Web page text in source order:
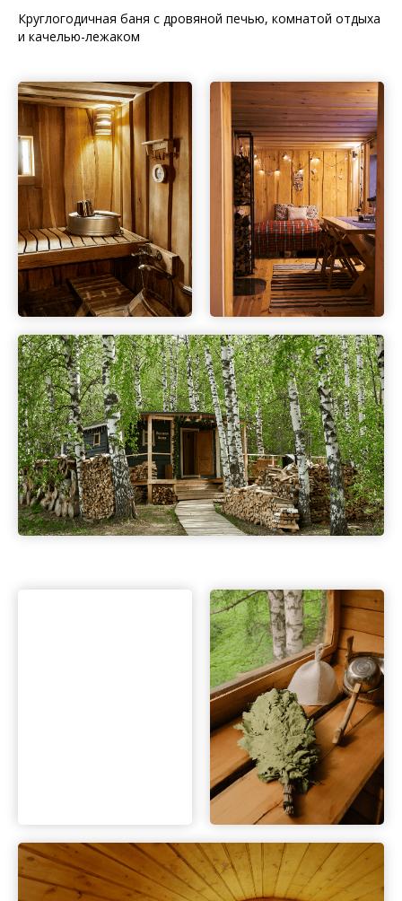
Круглогодичная баня с дровяной печью, комнатой отдыха
и качелью-лежаком